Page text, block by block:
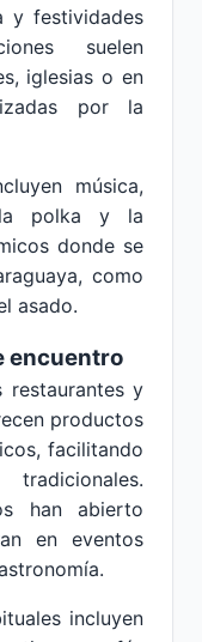
y festividades
suelen
iglesias o en
por la
música,
la polka y la
donde se
como
asado.
encuentro
restaurantes y
productos
facilitando
han abierto
en eventos
incluyen